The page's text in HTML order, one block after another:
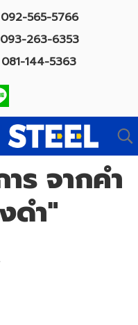
092-565-5766
093-263-6353
081-144-5363
ร จากคำ
ดำ"